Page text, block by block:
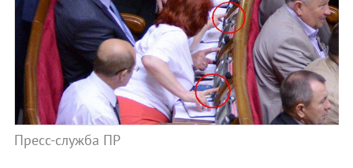
Пресс-служба ПР